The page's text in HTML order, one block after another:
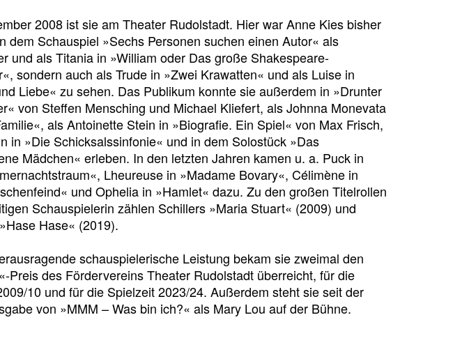
2008 ist sie am Theater Rudolstadt. Hier war Anne Kies bisher
dem Schauspiel »Sechs Personen suchen einen Autor« als
und als Titania in »William oder Das große Shakespeare-
sondern auch als Trude in »Zwei Krawatten« und als Luise in
Liebe« zu sehen. Das Publikum konnte sie außerdem in »Drunter
von Steffen Mensching und Michael Kliefert, als Johnna Monevata
als Antoinette Stein in »Biografie. Ein Spiel« von Max Frisch,
in »Die Schicksalssinfonie« und in dem Solostück »Das
Mädchen« erleben. In den letzten Jahren kamen u. a. Puck in
Lheureuse in »Madame Bovary«, Célimène in
und Ophelia in »Hamlet« dazu. Zu den großen Titelrollen
Schauspielerin zählen Schillers »Maria Stuart« (2009) und
Hase« (2019).
schauspielerische Leistung bekam sie zweimal den
Preis des Fördervereins Theater Rudolstadt überreicht, für die
10 und für die Spielzeit 2023/24. Außerdem steht sie seit der
von »MMM – Was bin ich?« als Mary Lou auf der Bühne.